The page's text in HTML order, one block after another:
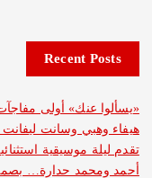
Recent
أولى مفاجآت الكينج محمد
موسيقية استثنائية في
حدارة… بصمة إنسانية